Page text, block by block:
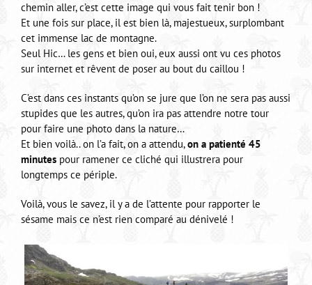
chemin aller, c’est cette image qui vous fait tenir bon !
Et une fois sur place, il est bien là, majestueux, surplombant
cet immense lac de montagne.
Seul Hic… les gens et bien oui, eux aussi ont vu ces photos
sur internet et rêvent de poser au bout du caillou !
C’est dans ces instants qu’on se jure que l’on ne sera pas aussi
stupides que les autres, qu’on ira pas attendre notre tour
pour faire une photo dans la nature…
Et bien voilà.. on l’a fait, on a attendu,on a patienté 45
minutes pour ramener ce cliché qui illustrera pour
longtemps ce périple.
Voilà, vous le savez, il y a de l’attente pour rapporter le
sésame mais ce n’est rien comparé au dénivelé !